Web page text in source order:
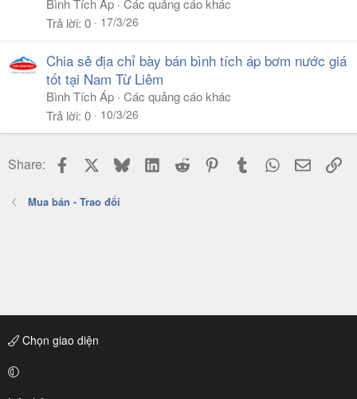
Bình Tích Áp Các quảng cáo khác
Trả lời 0 17/3/26
Chia sẻ địa chỉ bày bán bình tích áp bơm nước giá
tốt tại Nam Từ Liêm
Bình Tích Áp Các quảng cáo khác
Trả lời 0 10/3/26
Share: Facebook BlueskyLinkedIn
Reddit PinterestTumblr WhatsApp
Email
Mua bán - Trao đổi
Chọn giao diện